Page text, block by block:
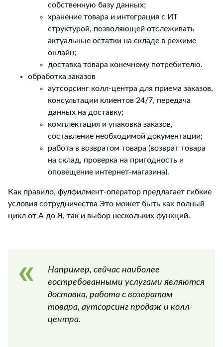
собственную базу данных;
хранение товара и интеграция с ИТ
структурой, позволяющей отслеживать
актуальные остатки на складе в режиме
онлайн;
доставка товара конечному потребителю.
обработка заказов
аутсорсинг колл-центра для приема заказов,
консультации клиентов 24/7, передача
данных на доставку;
комплектация и упаковка заказов,
составление необходимой документации;
работа в возвратом товара (возврат товара
на склад, проверка на пригодность и
оповещение интернет-магазина).
Как правило, фулфилмент-оператор предлагает гибкие
условия сотрудничества Это может быть как полный
цикл от А до Я, так и выбор нескольких функций.
Например, сейчас наиболее
востребованными услугами являются
доставка, работа с возвратом
товара, аутсорсинг продаж и колл-
центра.